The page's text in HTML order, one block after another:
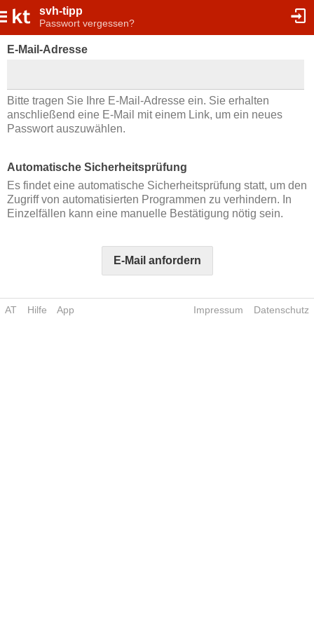
svh-tipp
Passwort vergessen?
E-Mail-Adresse
Bitte tragen Sie Ihre E-Mail-Adresse ein. Sie erhalten
anschließend eine E-Mail mit einem Link, um ein neues
Passwort auszuwählen.
Automatische Sicherheitsprüfung
Es findet eine automatische Sicherheitsprüfung statt, um den
Zugriff von automatisierten Programmen zu verhindern. In
Einzelfällen kann eine manuelle Bestätigung nötig sein.
E-Mail anfordern
AT Hilfe App Impressum Datenschutz